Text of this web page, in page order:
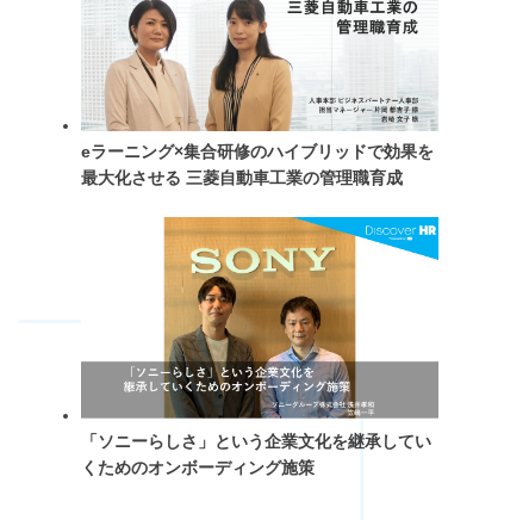
eラーニング×集合研修のハイブリッドで効果を
最大化させる 三菱自動車工業の管理職育成
「ソニーらしさ」という企業文化を継承してい
くためのオンボーディング施策